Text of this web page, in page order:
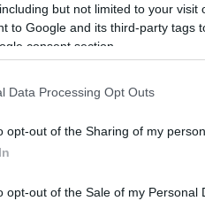
but not limited to your
to Google and its third-party tags
consent section.
Data Processing Opt Outs
opt-out of the Sharing of my
opt-out of the Sale of my Personal
díjat, és kitüntették a
előadóművész lett.
Fesztbaum Béla dalainak
hetedik kerületét, és
ismerősek.